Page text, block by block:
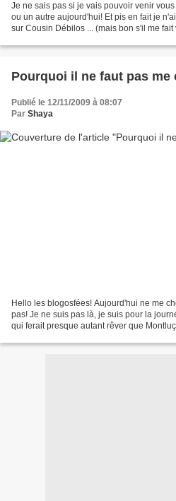
Je ne sais pas si je vais pouvoir venir
ou un autre aujourd'hui! Et pis en fait je
sur Cousin Débilos ... (mais bon s'il me
Pourquoi il ne faut pas me
Publié le 12/11/2009 à 08:07
Par Shaya
Hello les blogosfées! Aujourd'hui ne me
pas! Je ne suis pas là, je suis pour la
qui ferait presque autant rêver que